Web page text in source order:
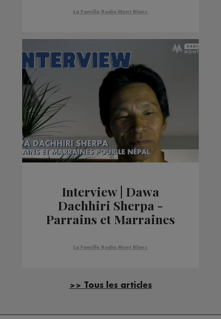
La Famille Radio Mont Blanc
Interview | Dawa
Dachhiri Sherpa -
Parrains et Marraines
La Famille Radio Mont Blanc
>> Tous les articles